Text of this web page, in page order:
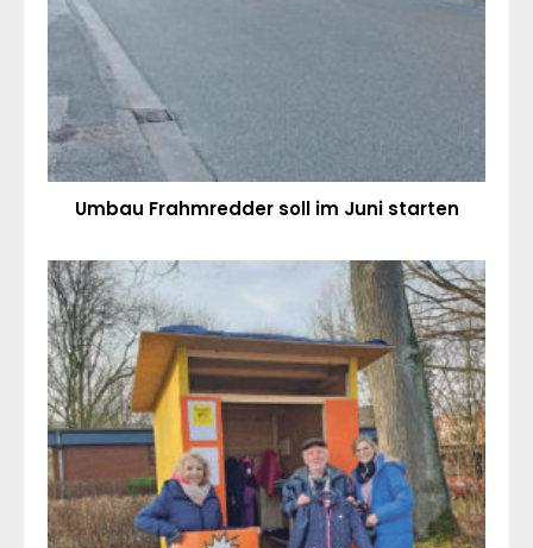
Umbau Frahmredder soll im Juni starten